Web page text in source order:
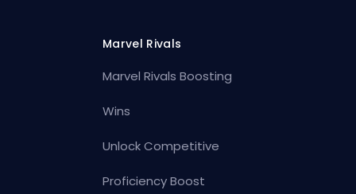
Marvel Rivals
Marvel Rivals Boosting
Wins
Unlock Competitive
Proficiency Boost